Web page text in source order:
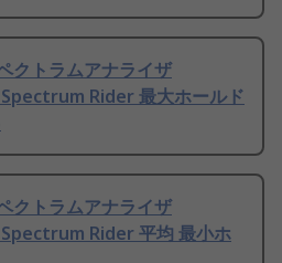
クトラムアナライザ
Rider 最大ホールド
クトラムアナライザ
Rider 平均 最小ホ